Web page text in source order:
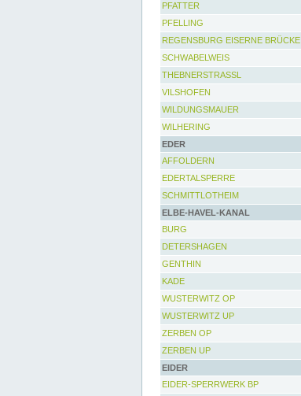
PFATTER
PFELLING
REGENSBURG EISERNE BRÜCKE
SCHWABELWEIS
THEBNERSTRASSL
VILSHOFEN
WILDUNGSMAUER
WILHERING
EDER
AFFOLDERN
EDERTALSPERRE
SCHMITTLOTHEIM
ELBE-HAVEL-KANAL
BURG
DETERSHAGEN
GENTHIN
KADE
WUSTERWITZ OP
WUSTERWITZ UP
ZERBEN OP
ZERBEN UP
EIDER
EIDER-SPERRWERK BP